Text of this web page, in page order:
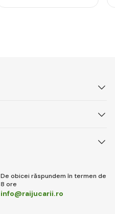
De obicei răspundem în termen de
8 ore
info@raijucarii.ro